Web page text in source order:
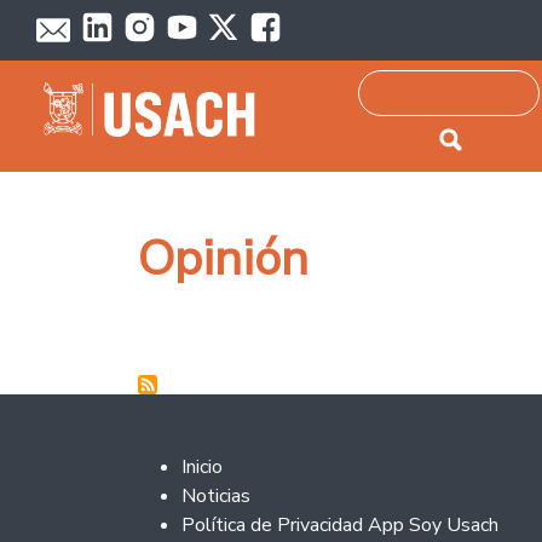
Passar para o conteúdo principal
Pesquisar
Opinión
Footer 2
Inicio
Noticias
Política de Privacidad App Soy Usach